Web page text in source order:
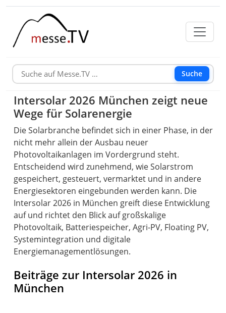
Suche
Intersolar 2026 München zeigt neue
Wege für Solarenergie
Die Solarbranche befindet sich in einer Phase, in der
nicht mehr allein der Ausbau neuer
Photovoltaikanlagen im Vordergrund steht.
Entscheidend wird zunehmend, wie Solarstrom
gespeichert, gesteuert, vermarktet und in andere
Energiesektoren eingebunden werden kann. Die
Intersolar 2026 in München greift diese Entwicklung
auf und richtet den Blick auf großskalige
Photovoltaik, Batteriespeicher, Agri-PV, Floating PV,
Systemintegration und digitale
Energiemanagementlösungen.
Beiträge zur Intersolar 2026 in
München